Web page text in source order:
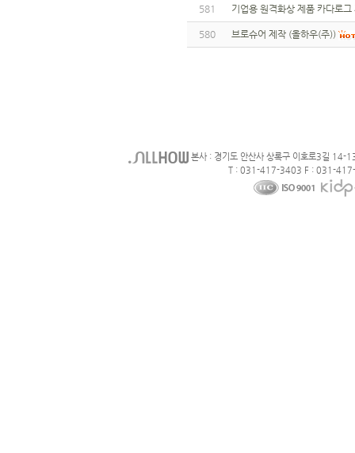
581 기업용 원격화상 제품 카다로
580 브로슈어 제작 (올하우(주))
본사 : 경기도 안산사 상록구 이호로3길 14-
T : 031-417-3403 F : 031-